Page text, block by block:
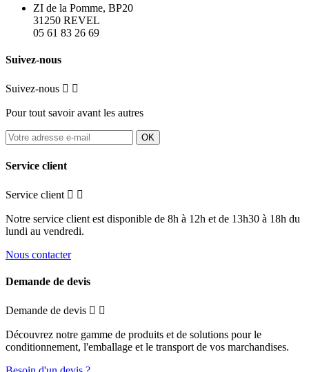
ZI de la Pomme, BP20
31250 REVEL
05 61 83 26 69
Suivez-nous
Suivez-nous  
Pour tout savoir avant les autres
Service client
Service client  
Notre service client est disponible de 8h à 12h et de 13h30 à 18h du
lundi au vendredi.
Nous contacter
Demande de devis
Demande de devis  
Découvrez notre gamme de produits et de solutions pour le
conditionnement, l'emballage et le transport de vos marchandises.